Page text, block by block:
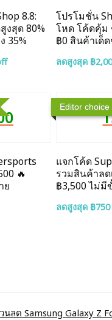
8.8:
สุด 80%
35%
โปรโมชั่น
โหด โค้ดคุ้ม
฿0 สินค้าเด็
ลดสูงสุด ฿
🔥
ย
Editor choice
แจกโค้ด
รวมสินค้าลด
฿3,500 ไม่มี
ลดสูงสุด ฿
นลด Samsung Galaxy Z